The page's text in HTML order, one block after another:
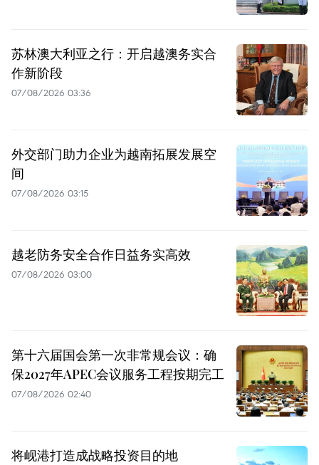
苏林澳大利亚之行：开启越澳务实合
作新阶段
07/08/2026 03:36
外交部门助力企业为越南拓展发展空
间
07/08/2026 03:15
越老防务安全合作日益务实高效
07/08/2026 03:00
第十六届国会第一次非常规会议：确
保2027年APEC会议服务工程按期完工
07/08/2026 02:40
将岘港打造成战略投资目的地